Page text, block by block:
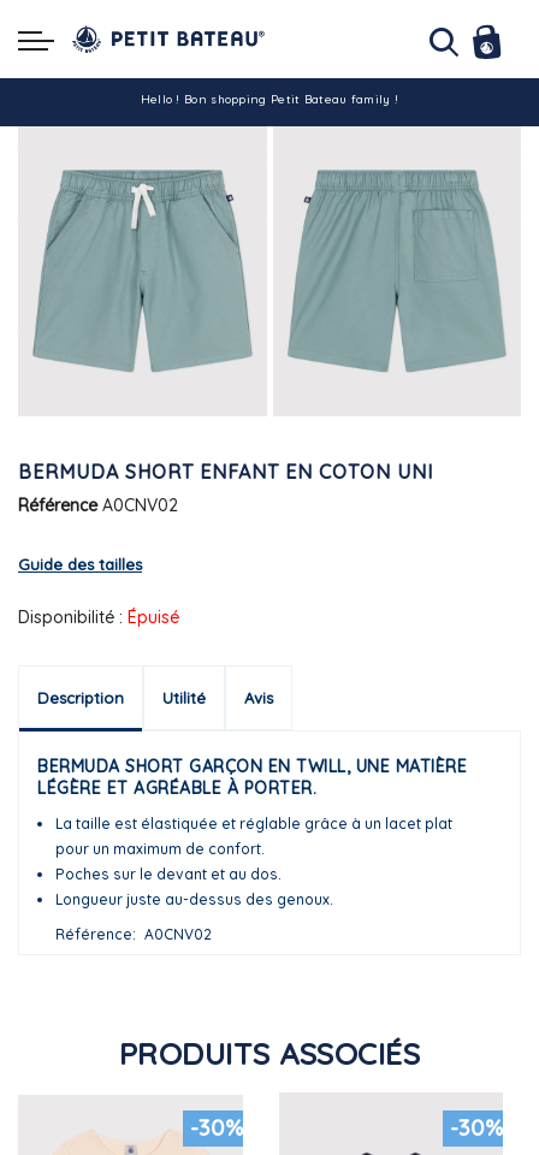
Hello ! Bon shopping Petit Bateau family !
La livraison est assurée partout en Tunisie !
-10% pour tout paiement par carte bancaire (hors promo)
BERMUDA SHORT ENFANT EN COTON UNI
Référence A0CNV02
Guide des tailles
Disponibilité : Épuisé
Description Utilité Avis
BERMUDA SHORT GARÇON EN TWILL, UNE MATIÈRE
LÉGÈRE ET AGRÉABLE À PORTER.
La taille est élastiquée et réglable grâce à un lacet plat
pour un maximum de confort.
Poches sur le devant et au dos.
Longueur juste au-dessus des genoux.
Référence
A0CNV02
PRODUITS ASSOCIÉS
-30% -30%